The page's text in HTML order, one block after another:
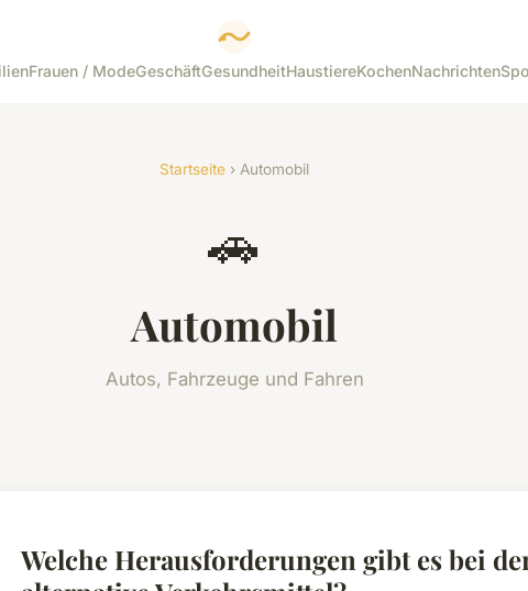
Frauen / ModeGeschäftGesundheitHaustiereKochenNachrichten
Startseite › Automobil
🚗
Automobil
Autos, Fahrzeuge und Fahren
Welche Herausforderungen gibt es bei